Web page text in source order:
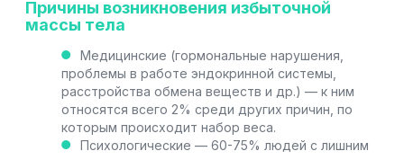
Причины возникновения избыточной
массы тела
Медицинские (гормональные нарушения,
проблемы в работе эндокринной системы,
расстройства обмена веществ и др.) — к ним
относятся всего 2% среди других причин, по
которым происходит набор веса.
Психологические — 60-75% людей с лишним